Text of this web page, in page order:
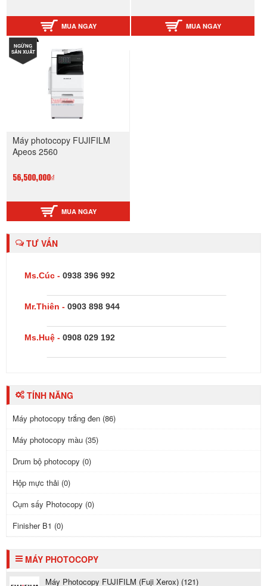
MUA NGAY MUA NGAY
NGỪNG
SẢN XUẤT
Máy photocopy FUJIFILM
Apeos 2560
56,500,000₫
MUA NGAY
TƯ VẤN
Ms.Cúc - 0938 396 992
Mr.Thiên - 0903 898 944
Ms.Huệ - 0908 029 192
TÍNH NĂNG
Máy photocopy trắng đen (86)
Máy photocopy màu (35)
Drum bộ photocopy (0)
Hộp mực thải (0)
Cụm sấy Photocopy (0)
Finisher B1 (0)
MÁY PHOTOCOPY
Máy Photocopy FUJIFILM (Fuji Xerox) (121)